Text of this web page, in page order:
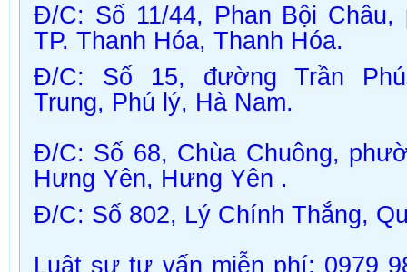
Đ/C: Số 11/44, Phan Bội
TP. Thanh Hóa, Thanh Hóa.
Đ/C: Số 15, đường Trần
Trung, Phú lý, Hà Nam.
Đ/C: Số 68, Chùa Chuông,
Hưng Yên, Hưng Yên .
Đ/C: Số 802, Lý Chính Thắng,
Luật sư tư vấn miễn phí: 0979